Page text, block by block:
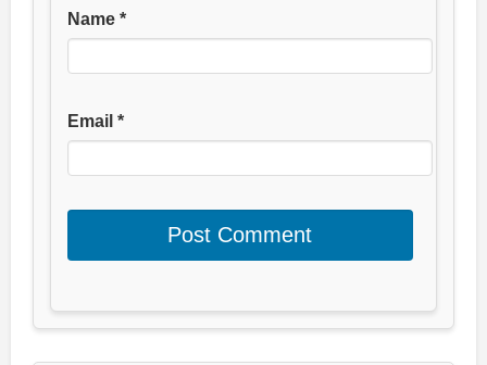
Name *
Email *